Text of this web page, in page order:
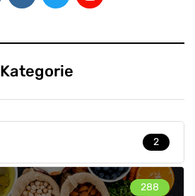
Kategorie
2
288